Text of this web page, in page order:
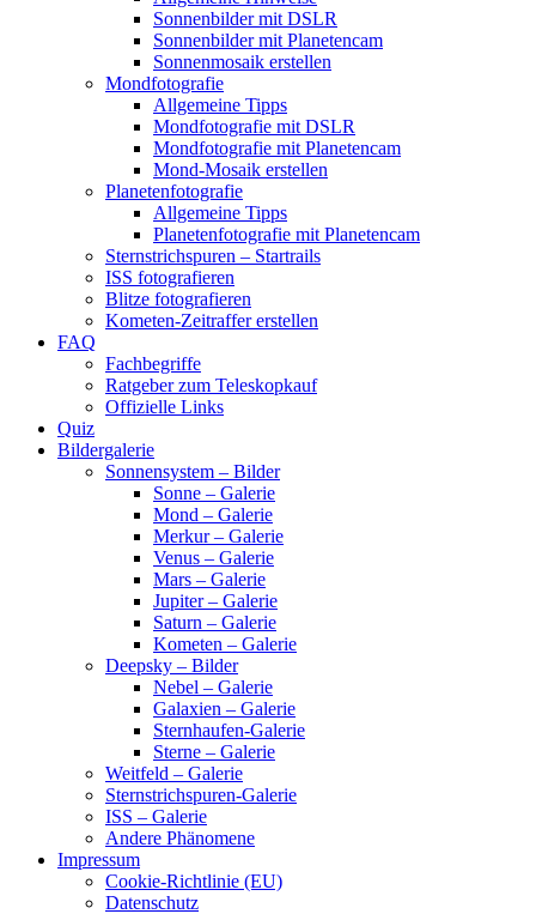
Sonnenbilder mit DSLR
Sonnenbilder mit Planetencam
Sonnenmosaik erstellen
Mondfotografie
Allgemeine Tipps
Mondfotografie mit DSLR
Mondfotografie mit Planetencam
Mond-Mosaik erstellen
Planetenfotografie
Allgemeine Tipps
Planetenfotografie mit Planetencam
Sternstrichspuren – Startrails
ISS fotografieren
Blitze fotografieren
Kometen-Zeitraffer erstellen
FAQ
Fachbegriffe
Ratgeber zum Teleskopkauf
Offizielle Links
Quiz
Bildergalerie
Sonnensystem – Bilder
Sonne – Galerie
Mond – Galerie
Merkur – Galerie
Venus – Galerie
Mars – Galerie
Jupiter – Galerie
Saturn – Galerie
Kometen – Galerie
Deepsky – Bilder
Nebel – Galerie
Galaxien – Galerie
Sternhaufen-Galerie
Sterne – Galerie
Weitfeld – Galerie
Sternstrichspuren-Galerie
ISS – Galerie
Andere Phänomene
Impressum
Cookie-Richtlinie (EU)
Datenschutz